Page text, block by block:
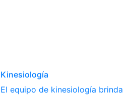
Kinesiología
El equipo de kinesiología brinda